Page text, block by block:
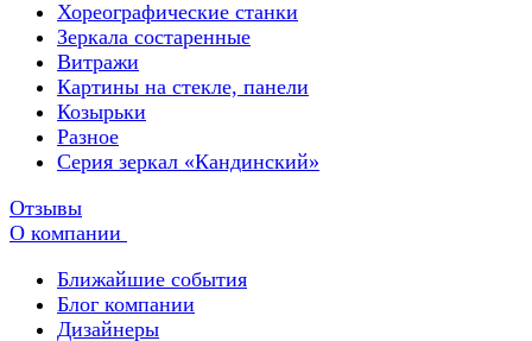
Хореографические станки
Зеркала состаренные
Витражи
Картины на стекле, панели
Козырьки
Разное
Серия зеркал «Кандинский»
Отзывы
О компании
Ближайшие события
Блог компании
Дизайнеры